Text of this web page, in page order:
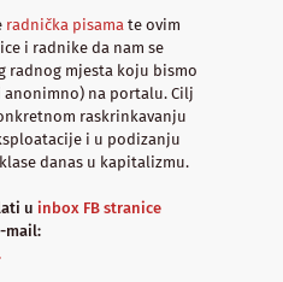
radnička pisama te ovim
i radnike da nam se
radnog mjesta koju bismo
na portalu. Cilj
raskrinkavanju
i u podizanju
danas u kapitalizmu.
u inbox FB stranice
mail: